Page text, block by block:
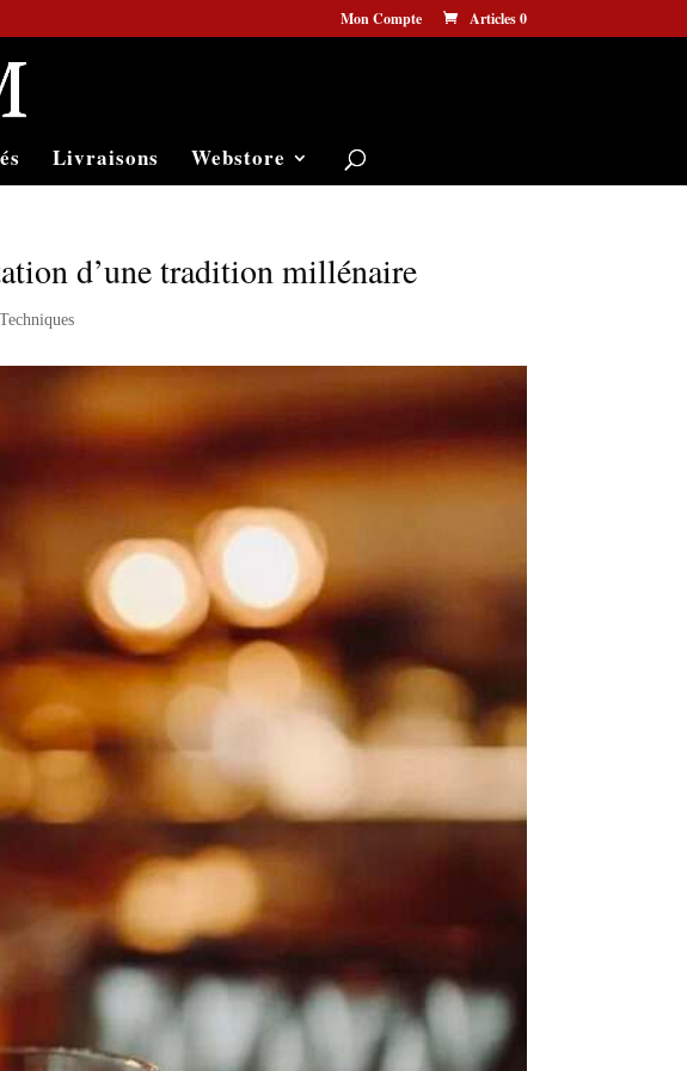
Mon Compte Articles 0
Livraisons Webstore
d’une tradition millénaire
Techniques